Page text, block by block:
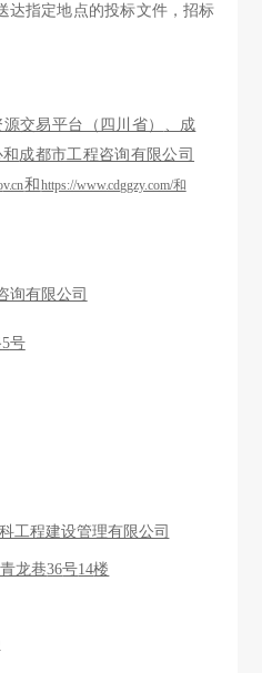
达指定地点的投标文件，招标
交易平台（四川省）
成
成都市工程咨询有限公司
v.cn和https://www.cdggzy.com/和
询有限公司
5号
工程建设管理有限公司
龙巷36号14楼